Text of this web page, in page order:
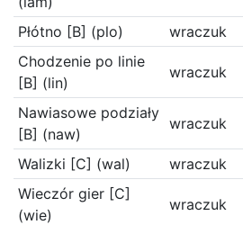
Płótno [B] (plo) wraczuk
Chodzenie po linie
[B] (lin)
wraczuk
Nawiasowe podziały
[B] (naw)
wraczuk
Walizki [C] (wal) wraczuk
Wieczór gier [C]
(wie)
wraczuk